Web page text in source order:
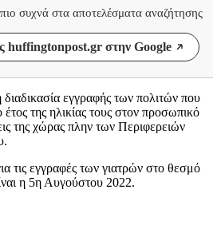
συχνά στα αποτελέσματα αναζήτησης
huffingtonpost.gr στην Google
εγγραφής των πολιτών που
της ηλικίας τους στον προσωπικό
της χώρας πλην των Περιφερειών
τις εγγραφές των γιατρών στο θεσμό
η 5η Αυγούστου 2022.